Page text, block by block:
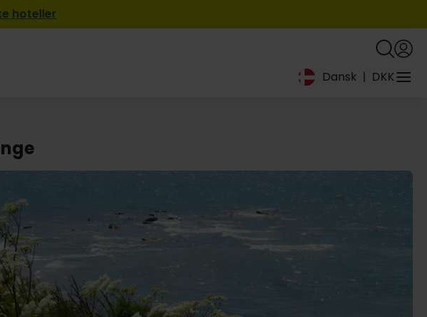
hoteller
Dansk | DKK